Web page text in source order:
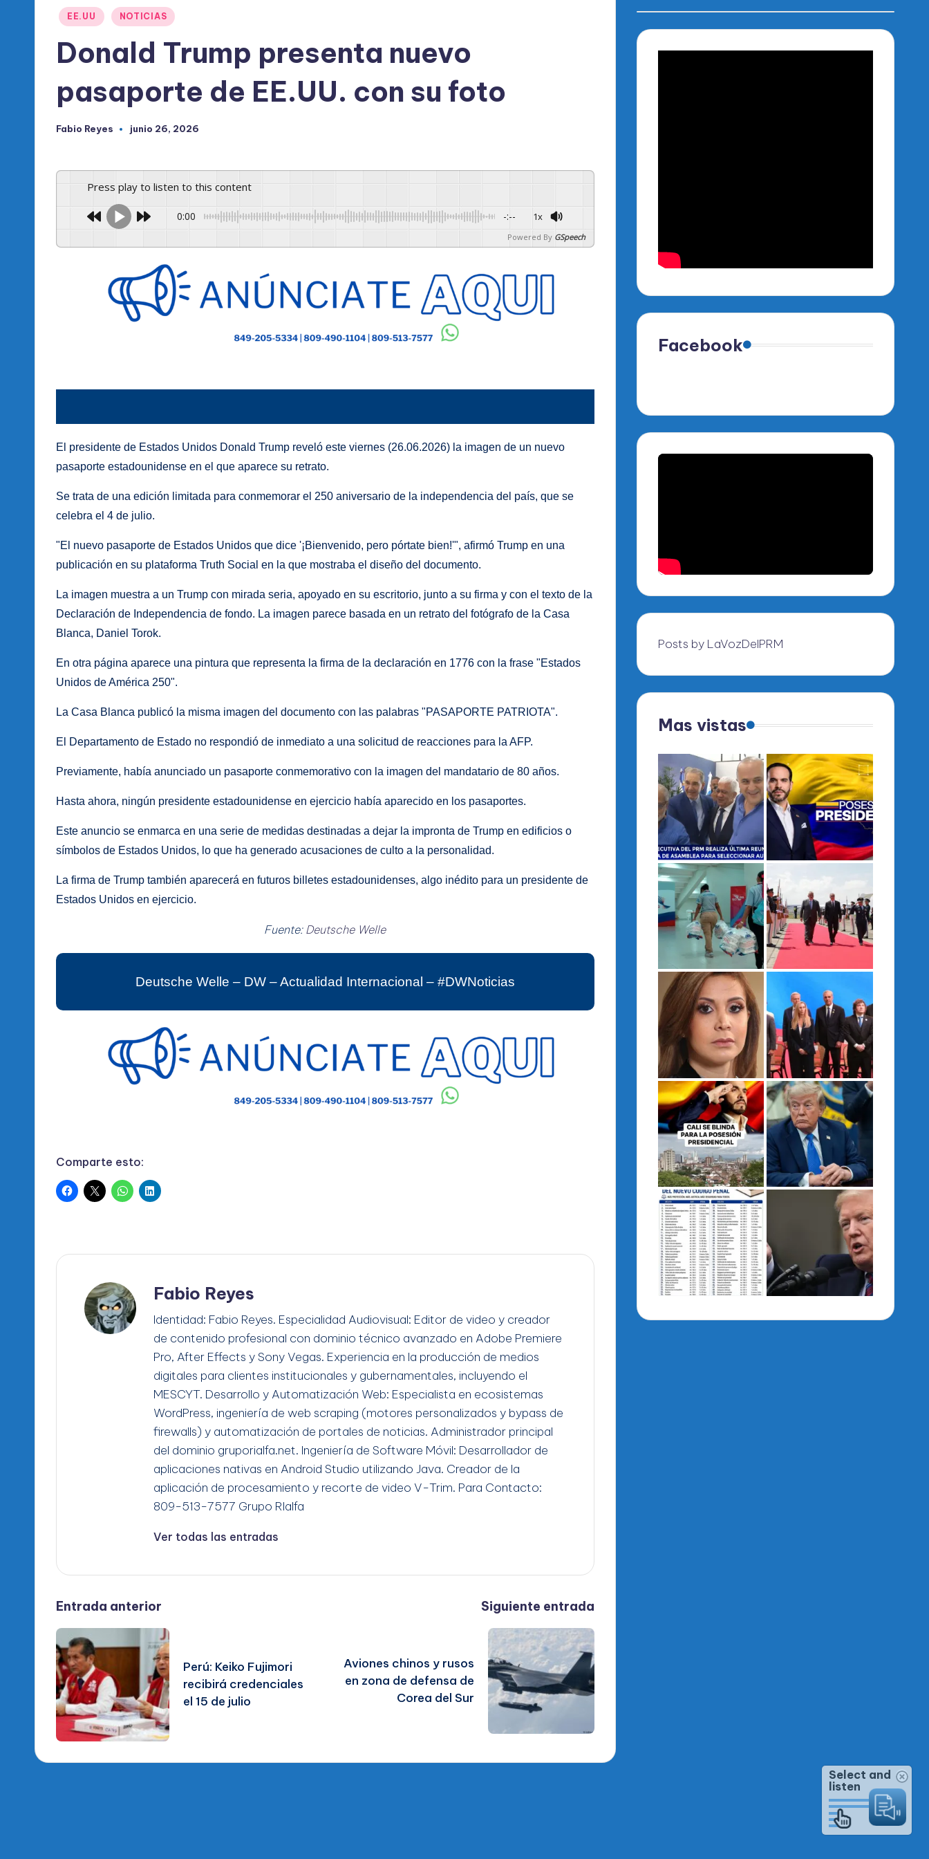
M
Publicado
EE.UU NOTICIAS
Donald Trump presenta nuevo
pasaporte de EE.UU. con su foto
Publicado
Fabio Reyes junio 26, 2026
Press play to listen to this content
0:00 -:-- 1x
Powered By GSpeech
El presidente de Estados Unidos Donald Trump reveló este viernes (26.06.2026) la imagen de un nuevo
pasaporte estadounidense en el que aparece su retrato.
Se trata de una edición limitada para conmemorar el 250 aniversario de la independencia del país, que se
celebra el 4 de julio.
"El nuevo pasaporte de Estados Unidos que dice '¡Bienvenido, pero pórtate bien!'", afirmó Trump en una
publicación en su plataforma Truth Social en la que mostraba el diseño del documento.
La imagen muestra a un Trump con mirada seria, apoyado en su escritorio, junto a su firma y con el texto de la
Declaración de Independencia de fondo. La imagen parece basada en un retrato del fotógrafo de la Casa
Blanca, Daniel Torok.
En otra página aparece una pintura que representa la firma de la declaración en 1776 con la frase "Estados
Unidos de América 250".
La Casa Blanca publicó la misma imagen del documento con las palabras "PASAPORTE PATRIOTA".
El Departamento de Estado no respondió de inmediato a una solicitud de reacciones para la AFP.
Previamente, había anunciado un pasaporte conmemorativo con la imagen del mandatario de 80 años.
Hasta ahora, ningún presidente estadounidense en ejercicio había aparecido en los pasaportes.
Este anuncio se enmarca en una serie de medidas destinadas a dejar la impronta de Trump en edificios o
símbolos de Estados Unidos, lo que ha generado acusaciones de culto a la personalidad.
La firma de Trump también aparecerá en futuros billetes estadounidenses, algo inédito para un presidente de
Estados Unidos en ejercicio.
Fuente: Deutsche Welle
Deutsche Welle – DW – Actualidad Internacional – #DWNoticias
Comparte esto:
Fabio Reyes
Identidad: Fabio Reyes. Especialidad Audiovisual: Editor de video y creador
de contenido profesional con dominio técnico avanzado en Adobe Premiere
Pro, After Effects y Sony Vegas. Experiencia en la producción de medios
digitales para clientes institucionales y gubernamentales, incluyendo el
MESCYT. Desarrollo y Automatización Web: Especialista en ecosistemas
WordPress, ingeniería de web scraping (motores personalizados y bypass de
firewalls) y automatización de portales de noticias. Administrador principal
del dominio gruporialfa.net. Ingeniería de Software Móvil: Desarrollador de
aplicaciones nativas en Android Studio utilizando Java. Creador de la
aplicación de procesamiento y recorte de video V-Trim. Para Contacto:
809-513-7577 Grupo RIalfa
Ver todas las entradas
Navegación
de
entradas
Entrada anterior
Perú: Keiko Fujimori
recibirá credenciales
el 15 de julio
Siguiente entrada
Aviones chinos y rusos
en zona de defensa de
Corea del Sur
Facebook
Posts by LaVozDelPRM
Mas vistas
Select and
listen